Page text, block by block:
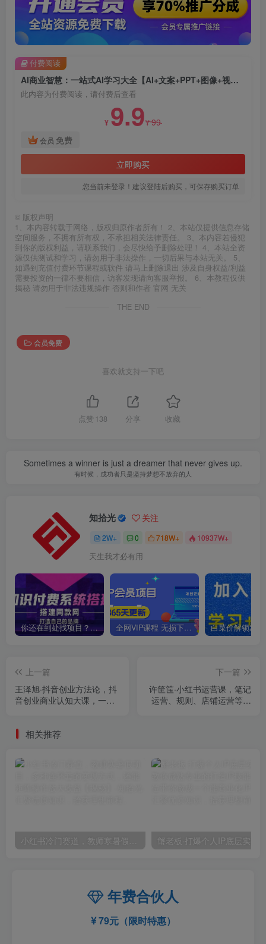
AI商业智慧：一站式AI学习大全【AI+文案+PPT+图像+视频】
此内容为付费阅读，请付费后查看
¥ 9.9¥99
会员 免费
立即购买
您当前未登录！建议登陆后购买，可保存购买订单
付费阅读
© 版权声明
1、本内容转载于网络，版权归原作者所有！ 2、本站仅提供信息存储
空间服务，不拥有所有权，不承担相关法律责任。 3、本内容若侵犯
到你的版权利益，请联系我们，会尽快给予删除处理！ 4、本站全资
源仅供测试和学习，请勿用于非法操作，一切后果与本站无关。 5、
如遇到充值付费环节课程或软件 请马上删除退出 涉及自身权益/利益
需要投资的一律不要相信，访客发现请向客服举报。 6、本教程仅供
揭秘 请勿用于非法违规操作 否则和作者 官网 无关
THE END
会员免费
喜欢就支持一下吧
点赞 138 分享 收藏
Sometimes a winner is just a dreamer that never gives up.
有时候，成功者只是坚持梦想不放弃的人
知拾光 关注
2W+ 0 718W+ 10937W+
天生我才必有用
你还在到处找项目？还在当韭菜？我靠卖项目一个月收入5万+，曾经我也是个失败者。 全网VIP课程 无损下载~
上一篇
王泽旭·抖音创业方法论，​抖
音创业商业认知大课，一站
下一篇
许筐筺·小红书运营课，​笔记
运营、规则、店铺运营等模
相关推荐
小红书冷门赛道，教师寒暑假项目，多种连环套的变现方式，还能矩阵操作放大收益【揭秘】
年费合伙人
79元（限时特惠）